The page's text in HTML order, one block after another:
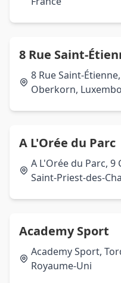
8 Rue Saint-
8 Rue Saint-
Oberkorn,
A L'Orée du Parc
A L'Orée du Parc,
Saint-Priest-des-
Academy Sport
Academy Sport,
Royaume-Uni